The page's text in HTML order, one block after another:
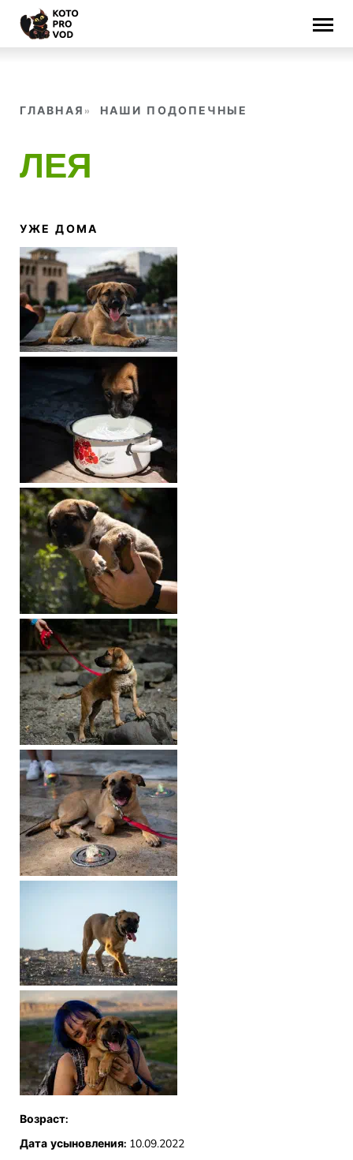
Skip
to
content
ГЛАВНАЯ НАШИ ПОДОПЕЧНЫЕ
ЛЕЯ
УЖЕ ДОМА
Возраст:
Дата усыновления: 10.09.2022